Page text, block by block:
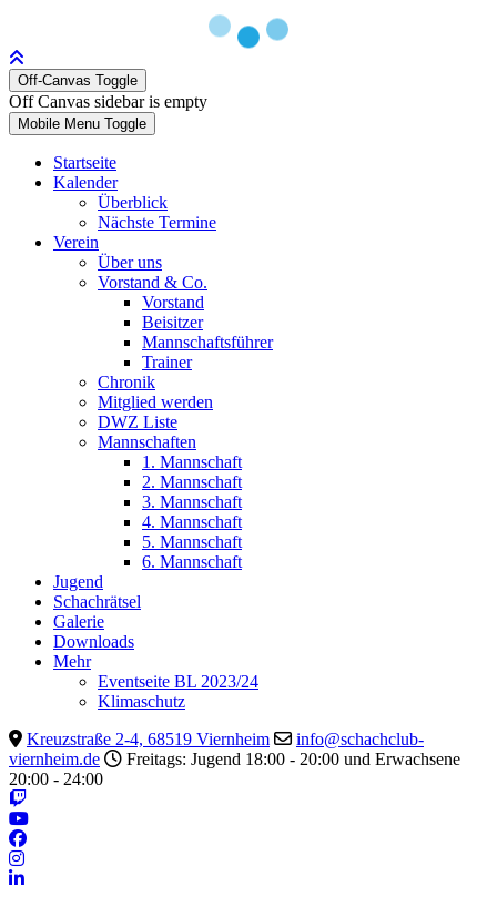
Off-Canvas Toggle
Off Canvas sidebar is empty
Mobile Menu Toggle
Startseite
Kalender
Überblick
Nächste Termine
Verein
Über uns
Vorstand & Co.
Vorstand
Beisitzer
Mannschaftsführer
Trainer
Chronik
Mitglied werden
DWZ Liste
Mannschaften
1. Mannschaft
2. Mannschaft
3. Mannschaft
4. Mannschaft
5. Mannschaft
6. Mannschaft
Jugend
Schachrätsel
Galerie
Downloads
Mehr
Eventseite BL 2023/24
Klimaschutz
Kreuzstraße 2-4, 68519 Viernheim
info@schachclub-
viernheim.de
Freitags: Jugend 18:00 - 20:00 und Erwachsene
20:00 - 24:00